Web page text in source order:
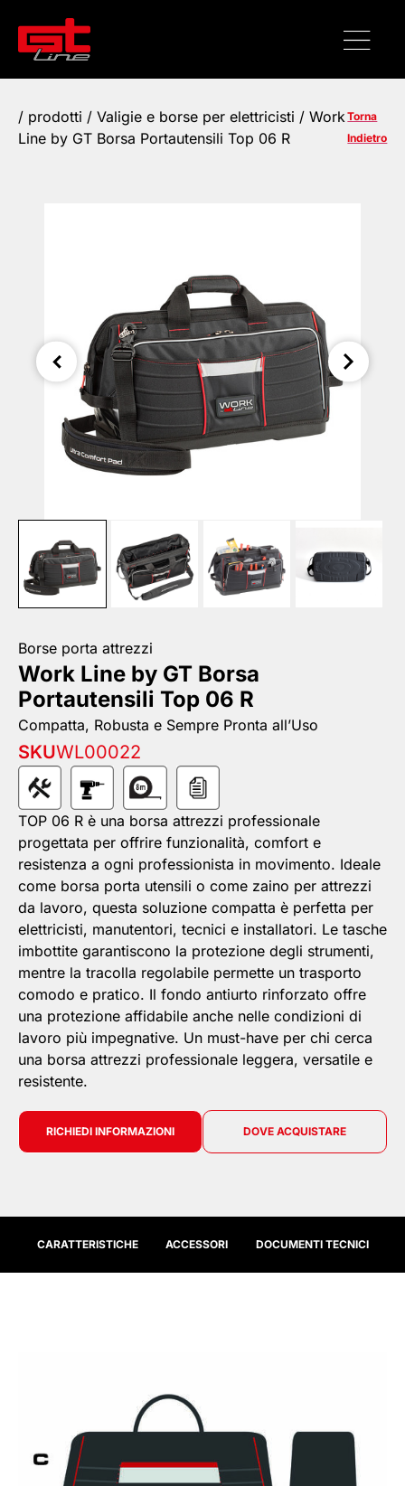
/ prodotti / Valigie e borse per elettricisti / Work
Line by GT Borsa Portautensili Top 06 R
Torna
Indietro
Borse porta attrezzi
Work Line by GT Borsa
Portautensili Top 06 R
Compatta, Robusta e Sempre Pronta all’Uso
SKUWL00022
TOP 06 R è una borsa attrezzi professionale
progettata per offrire funzionalità, comfort e
resistenza a ogni professionista in movimento. Ideale
come borsa porta utensili o come zaino per attrezzi
da lavoro, questa soluzione compatta è perfetta per
elettricisti, manutentori, tecnici e installatori. Le tasche
imbottite garantiscono la protezione degli strumenti,
mentre la tracolla regolabile permette un trasporto
comodo e pratico. Il fondo antiurto rinforzato offre
una protezione affidabile anche nelle condizioni di
lavoro più impegnative. Un must-have per chi cerca
una borsa attrezzi professionale leggera, versatile e
resistente.
RICHIEDI INFORMAZIONI DOVE ACQUISTARE
CARATTERISTICHE ACCESSORI DOCUMENTI TECNICI